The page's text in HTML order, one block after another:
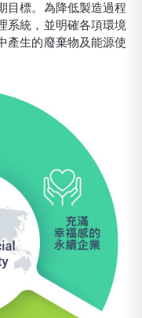
目標。為降低製造過程
系統，並明確各項環境
產生的廢棄物及能源使